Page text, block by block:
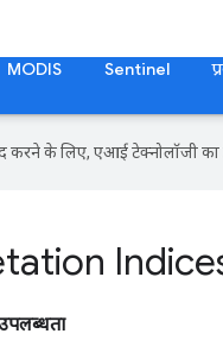
MODIS Sentinel
करने के लिए, एआई टेक्नोलॉजी